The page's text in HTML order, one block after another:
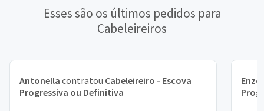
Esses são os últimos pedidos para
Cabeleireiros
Antonella contratou Cabeleireiro - Escova
Progressiva ou Definitiva
Enzo